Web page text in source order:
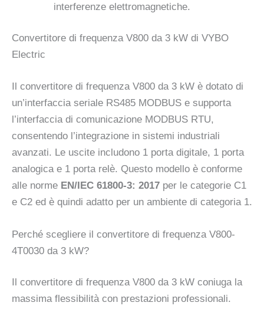
interferenze elettromagnetiche.
Convertitore di frequenza V800 da 3 kW di VYBO
Electric
Il convertitore di frequenza V800 da 3 kW è dotato di
un’interfaccia seriale RS485 MODBUS e supporta
l’interfaccia di comunicazione MODBUS RTU,
consentendo l’integrazione in sistemi industriali
avanzati. Le uscite includono 1 porta digitale, 1 porta
analogica e 1 porta relè. Questo modello è conforme
alle norme EN/IEC 61800-3: 2017 per le categorie C1
e C2 ed è quindi adatto per un ambiente di categoria 1.
Perché scegliere il convertitore di frequenza V800-
4T0030 da 3 kW?
Il convertitore di frequenza V800 da 3 kW coniuga la
massima flessibilità con prestazioni professionali.